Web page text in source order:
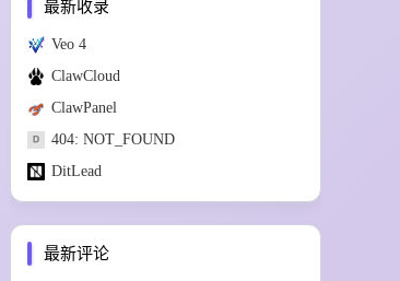
最新收录
Veo 4
ClawCloud
ClawPanel
404: NOT_FOUND
DitLead
最新评论